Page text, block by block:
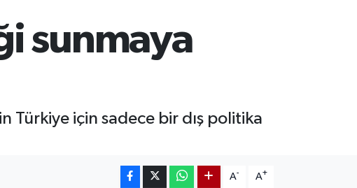
sunmaya
Türkiye için sadece bir dış politika
A- A+